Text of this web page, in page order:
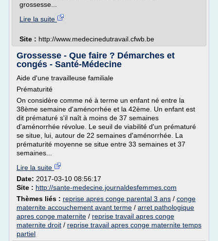
grossesse...
Lire la suite
Site : http://www.medecinedutravail.cfwb.be
Grossesse - Que faire ? Démarches et
congés - Santé-Médecine
Aide d'une travailleuse familiale
Prématurité
On considère comme né à terme un enfant né entre la
38ème semaine d'aménorrhée et la 42ème. Un enfant est
dit prématuré s'il naît à moins de 37 semaines
d'aménorrhée révolue. Le seuil de viabilité d'un prématuré
se situe, lui, autour de 22 semaines d'aménorrhée. La
prématurité moyenne se situe entre 33 semaines et 37
semaines...
Lire la suite
Date: 2017-03-10 08:56:17
Site : http://sante-medecine.journaldesfemmes.com
Thèmes liés : reprise apres conge parental 3 ans / conge
maternite accouchement avant terme / arret pathologique
apres conge maternite / reprise travail apres conge
maternite droit / reprise travail apres conge maternite temps
partiel